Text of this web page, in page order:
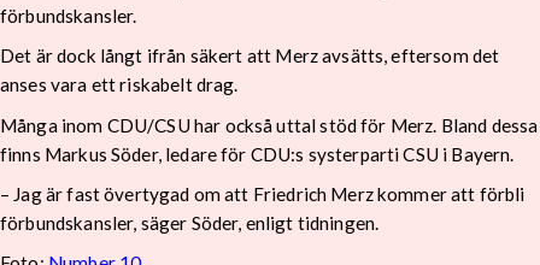
förbundskansler.
Det är dock långt ifrån säkert att Merz avsätts, eftersom det
anses vara ett riskabelt drag.
Många inom CDU/CSU har också uttal stöd för Merz. Bland dessa
finns Markus Söder, ledare för CDU:s systerparti CSU i Bayern.
– Jag är fast övertygad om att Friedrich Merz kommer att förbli
förbundskansler, säger Söder, enligt tidningen.